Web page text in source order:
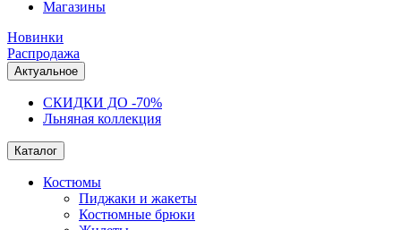
Магазины
Новинки
Распродажа
Актуальное
СКИДКИ ДО -70%
Льняная коллекция
Каталог
Костюмы
Пиджаки и жакеты
Костюмные брюки